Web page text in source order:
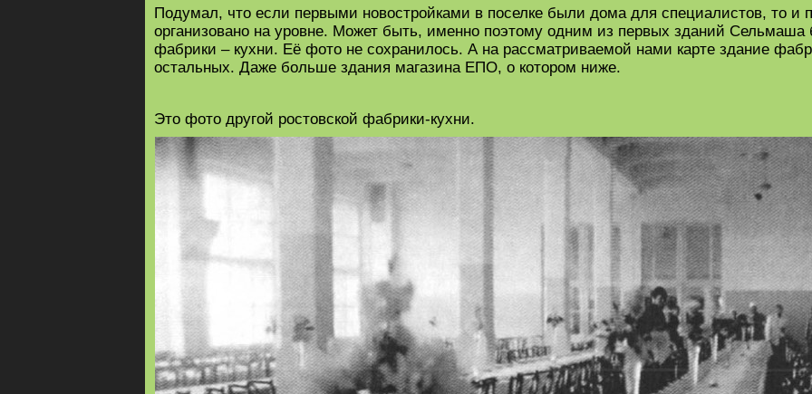
Подумал, что если первыми новостройками в поселке были дома для специалистов, то и
организовано на уровне. Может быть, именно поэтому одним из первых зданий Сельмаша
фабрики – кухни. Её фото не сохранилось. А на рассматриваемой нами карте здание
остальных. Даже больше здания магазина ЕПО, о котором ниже.
Это фото другой ростовской фабрики-кухни.